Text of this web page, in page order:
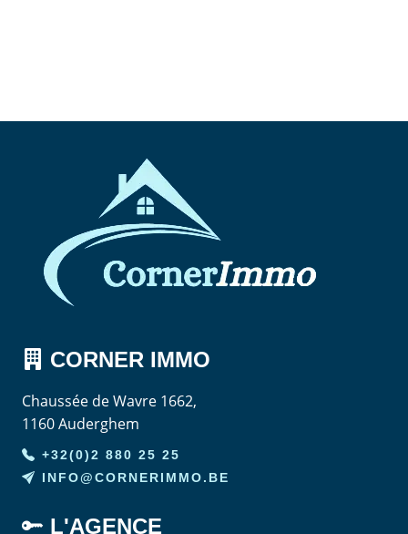
CORNER IMMO
Chaussée de Wavre 1662,
1160 Auderghem
+32(0)2 880 25 25
INFO@CORNERIMMO.BE
L'AGENCE